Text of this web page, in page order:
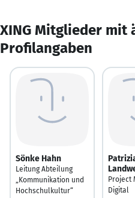
XING Mitglieder mit
Profilangaben
Sönke Hahn
Leitung Abteilung
„Kommunikation und
Hochschulkultur“
Project
Digital